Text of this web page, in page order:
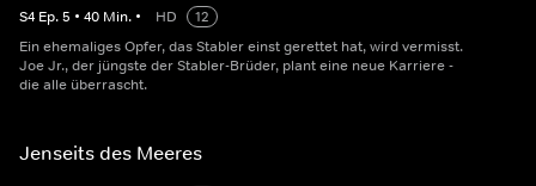
S4 Ep.5 • 40 Min. • HD
12
Ein ehemaliges Opfer, das Stabler einst gerettet hat, wird vermisst.
Joe Jr., der jüngste der Stabler-Brüder, plant eine neue Karriere -
die alle überrascht.
Jenseits des Meeres